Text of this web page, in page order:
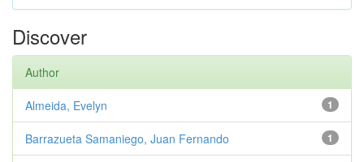
Discover
Author
1
Almeida, Evelyn
1
Barrazueta Samaniego, Juan Fernando